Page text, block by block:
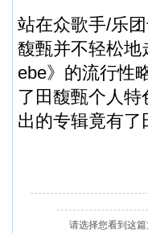
站在众歌手/乐
馥甄并不轻松地
ebe》的流行性
了田馥甄个人
出的专辑竟有了
请选择您看到这